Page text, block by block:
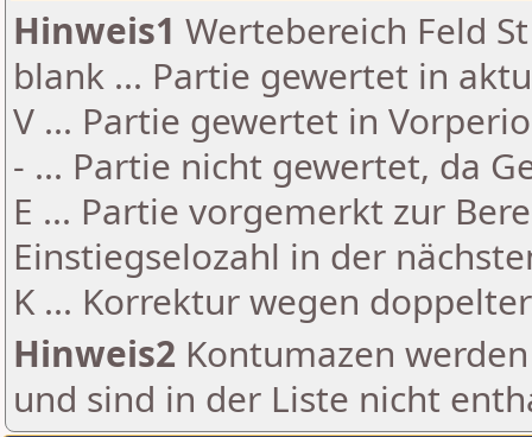
Hinweis1 Wertebereich Feld
blank ... Partie gewertet in
V ... Partie gewertet in
- ... Partie nicht gewertet, da
E ... Partie vorgemerkt zur
Einstiegselozahl in der
K ... Korrektur wegen
Hinweis2 Kontumazen
und sind in der Liste nicht